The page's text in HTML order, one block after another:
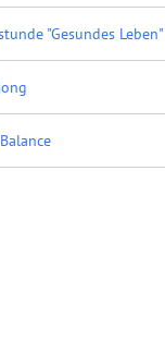
"Gesundes Leben"